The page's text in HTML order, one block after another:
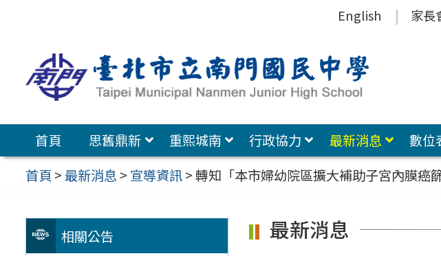
容
區
English 家長
首頁 思舊鼎新 重熙城南 行政協力 最新消息 數位
首頁 >最新消息 > 宣導資訊>轉知「本市婦幼院區擴大補助子宮內膜癌
相關公告 最新消息